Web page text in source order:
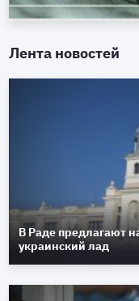
Лента новостей
В Раде предлагают
украинский лад